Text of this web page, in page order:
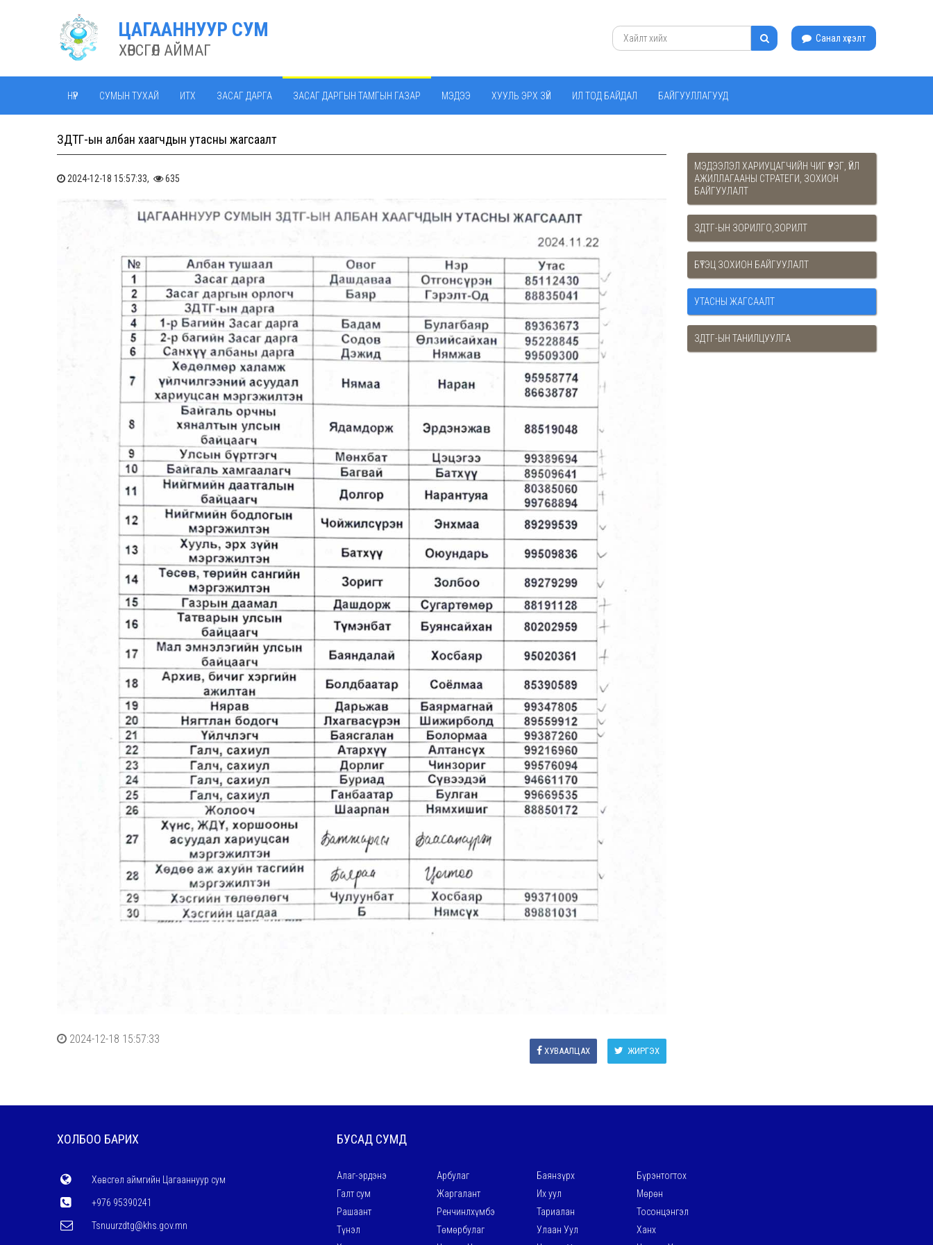
ЦАГААННУУР СУМ
ХӨВСГӨЛ АЙМАГ
Санал хүсэлт
НҮҮР СУМЫН ТУХАЙ ИТХ ЗАСАГ ДАРГА ЗАСАГ ДАРГЫН ТАМГЫН ГАЗАР МЭДЭЭ ХУУЛЬ ЭРХ ЗҮЙ ИЛ ТОД БАЙДАЛ БАЙГУУЛЛАГУУД
ЗДТГ-ын албан хаагчдын утасны жагсаалт
2024-12-18 15:57:33, 635
2024-12-18 15:57:33
ЖИРГЭХ
ХУВААЛЦАХ
МЭДЭЭЛЭЛ ХАРИУЦАГЧИЙН ЧИГ ҮҮРЭГ, ҮЙЛ
АЖИЛЛАГААНЫ СТРАТЕГИ, ЗОХИОН
БАЙГУУЛАЛТ
ЗДТГ-ЫН ЗОРИЛГО,ЗОРИЛТ
БҮТЭЦ ЗОХИОН БАЙГУУЛАЛТ
УТАСНЫ ЖАГСААЛТ
ЗДТГ-ЫН ТАНИЛЦУУЛГА
ХОЛБОО БАРИХ
Хөвсгөл аймгийн Цагааннуур сум
+976 95390241
Tsnuurzdtg@khs.gov.mn
БУСАД СУМД
Алаг-эрдэнэ Арбулаг Баянзүрх
Бүрэнтогтох
Галт сум
Жаргалант Их уул
Мөрөн
Рашаант
Ренчинлхүмбэ Тариалан
Тосонцэнгэл
Түнэл
Төмөрбулаг Улаан Уул
Ханх